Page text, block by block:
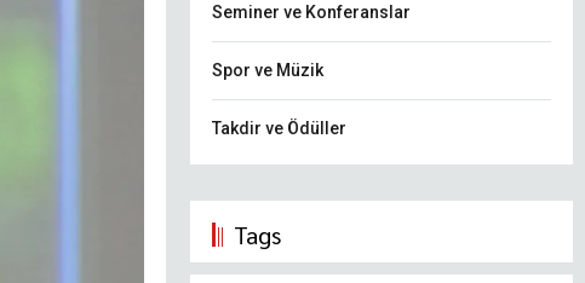
Seminer ve Konferanslar
Spor ve Müzik
Takdir ve Ödüller
Tags